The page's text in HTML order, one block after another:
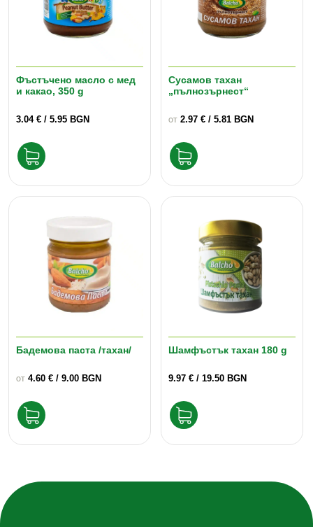
Фъстъчено масло с мед
и какао, 350 g
3.04 € / 5.95 BGN
Сусамов тахан
„пълнозърнест“
ОТ 2.97 € / 5.81 BGN
This
has
multiple
variants.
The
options
be
on
Бадемова паста /тахан/
ОТ 4.60 € / 9.00 BGN
Шамфъстък тахан 180 g
9.97 € / 19.50 BGN